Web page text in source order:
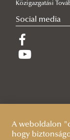
Közigazgatási
Social media
A weboldalon
hogy